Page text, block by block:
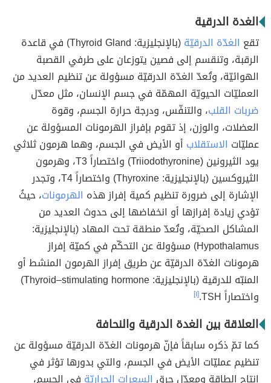
الغدة الدرقية
تقع الغدّة الدرقيّة
(بالإنجليزية: Thyroid Gland) في قاعدة
الرقبة، وتنقسم إلى فصين يتوزعان على طرفي القصبة
الهوائيّة، وتُعدّ الغدّة الدرقيّة مسؤولة عن تنظيم العديد من
العمليّات الحيويّة المهمّة في جسم الإنسان، مثل معدّل
ضربات القلب، والتنفّس، ودرجة حرارة الجسم، وقوة
العضلات، والوزن، إذ تقوم بإفراز الهرمونات المسؤولة عن
عمليّات الاستقلاب أو الأيض في الجسم، وهما هرمون ثلاثي
يود الثيرونين (Triiodothyronine) واختصاراً T3، وهرمون
الثيروكسين (بالإنجليزية: Thyroxine) واختصاراً T4، وتجدر
الإشارة إلى ضرورة تنظيم كمية إفراز هذه الهرمونات، حيثُ
تؤدي زيادة إفرازها أو انخفاضها إلى حدوث العديد من
المشاكل الصحيّة، وتُعدّ منطقة تحت المهاد (بالإنجليزية:
Hypothalamus) مسؤولة عن التحكّم في كميّة إفراز
هرمونات الغدّة الدرقيّة عن طريق إفراز الهرمون المنشط أو
المنبّه للدرقية (بالإنجليزية: Thyroid–stimulating hormone)
واختصاراً TSH.
[١]
العلاقة بين الغدة الدرقية والنحافة
كما تمّ ذكره سابقاً فإنّ هرمونات الغدّة الدرقيّة مسؤولة عن
تنظيم عمليّات الأيض في الجسم، والتي بدورها تؤثر في
إنتاج الطاقة ومعدّل حرق السعرات الحراريّة في الجسم،